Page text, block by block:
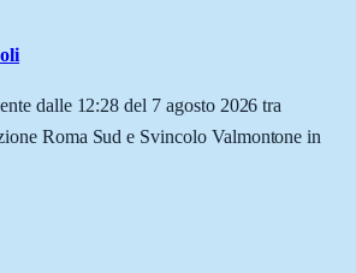
dalle 12:28 del 7 agosto 2026 tra
Roma Sud e Svincolo Valmontone in